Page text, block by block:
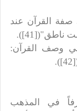
صفة القرآن عند
في وصف القرآن:
في المذهب